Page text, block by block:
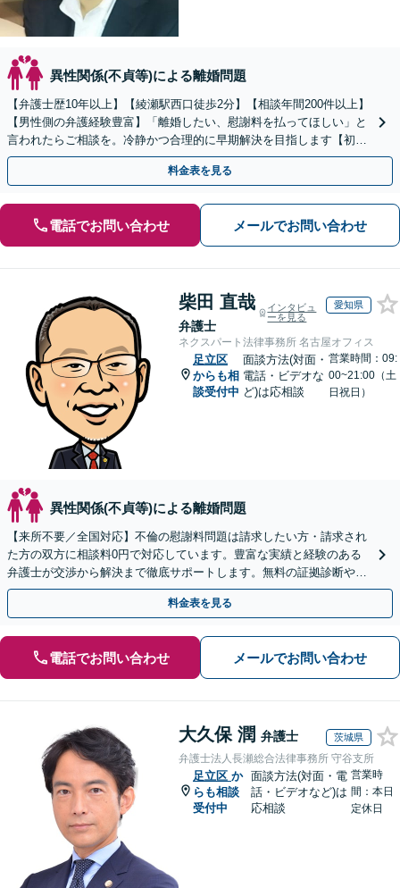
異性関係(不貞等)による離婚問題
【弁護士歴10年以上】【綾瀬駅西口徒歩2分】【相談年間200件以上】
【男性側の弁護経験豊富】「離婚したい、慰謝料を払ってほしい」と
言われたらご相談を。冷静かつ合理的に早期解決を目指します【初回
面談無料】
料金表を見る
電話でお問い合わせ メールでお問い合わせ
柴田 直哉
弁護士
インタビュ
ーを見る
愛知県
ネクスパート法律事務所 名古屋オフィス
足立区
からも相
談受付中
面談方法(対面・
電話・ビデオな
ど)は応相談
営業時間：09:
00~21:00（土
日祝日）
異性関係(不貞等)による離婚問題
【来所不要／全国対応】不倫の慰謝料問題は請求したい方・請求され
た方の双方に相談料0円で対応しています。豊富な実績と経験のある
弁護士が交渉から解決まで徹底サポートします。無料の証拠診断や着
手金の返還保証もありますので安心してご相談ください。
料金表を見る
電話でお問い合わせ メールでお問い合わせ
大久保 潤 弁護士 茨城県
弁護士法人長瀬総合法律事務所 守谷支所
足立区 か
らも相談
受付中
面談方法(対面・電
話・ビデオなど)は
応相談
営業時
間：本日
定休日